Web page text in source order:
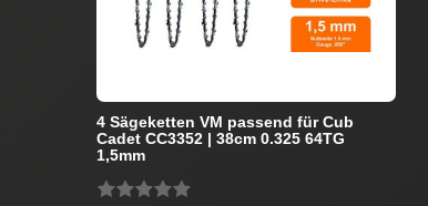
4 Sägeketten VM passend für Cub
Cadet CC3352 | 38cm 0.325 64TG
1,5mm